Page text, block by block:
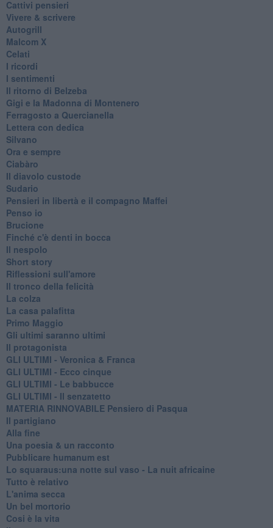
Cattivi pensieri
Vivere & scrivere
Autogrill
Malcom X
Celati
I ricordi
I sentimenti
Il ritorno di Belzeba
Gigi e la Madonna di Montenero
Ferragosto a Quercianella
Lettera con dedica
Silvano
Ora e sempre
Ciabàro
Il diavolo custode
Sudario
Pensieri in libertà e il compagno Maffei
Penso io
Brucione
Finché c'è denti in bocca
Il nespolo
Short story
Riflessioni sull'amore
Il tronco della felicità
La colza
La casa palafitta
Primo Maggio
Gli ultimi saranno ultimi
Il protagonista
GLI ULTIMI - Veronica & Franca
GLI ULTIMI - Ecco cinque
GLI ULTIMI - Le babbucce
GLI ULTIMI - Il senzatetto
MATERIA RINNOVABILE Pensiero di Pasqua
Il partigiano
Alla fine
Una poesia & un racconto
Pubblicare humanum est
Lo squaraus:una notte sul vaso - La nuit africaine
Tutto è relativo
L'anima secca
Un bel mortorio
Cosi è la vita